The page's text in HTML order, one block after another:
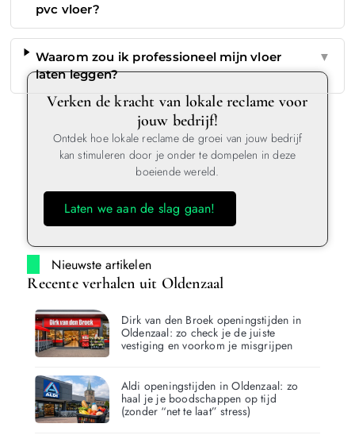
pvc vloer?
Waarom zou ik professioneel mijn vloer
laten leggen?
▼
Verken de kracht van lokale reclame voor
jouw bedrijf!
Ontdek hoe lokale reclame de groei van jouw bedrijf
kan stimuleren door je onder te dompelen in deze
boeiende wereld.
Laten we aan de slag gaan!
Nieuwste artikelen
Recente verhalen uit Oldenzaal
Dirk van den Broek openingstijden in
Oldenzaal: zo check je de juiste
vestiging en voorkom je misgrijpen
Aldi openingstijden in Oldenzaal: zo
haal je je boodschappen op tijd
(zonder “net te laat” stress)